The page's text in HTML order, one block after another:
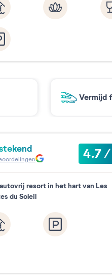
Vermijd
4.7/
autovrij resort in het hart van Les
du Soleil